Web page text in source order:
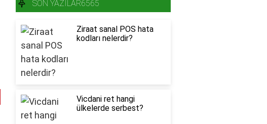
SON YAZILAR6565
Ziraat sanal POS hata
kodları nelerdir?
Vicdani ret hangi
ülkelerde serbest?